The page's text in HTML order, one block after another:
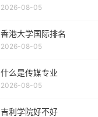
2026-08-05
香港大学国际排名
2026-08-05
什么是传媒专业
2026-08-05
吉利学院好不好